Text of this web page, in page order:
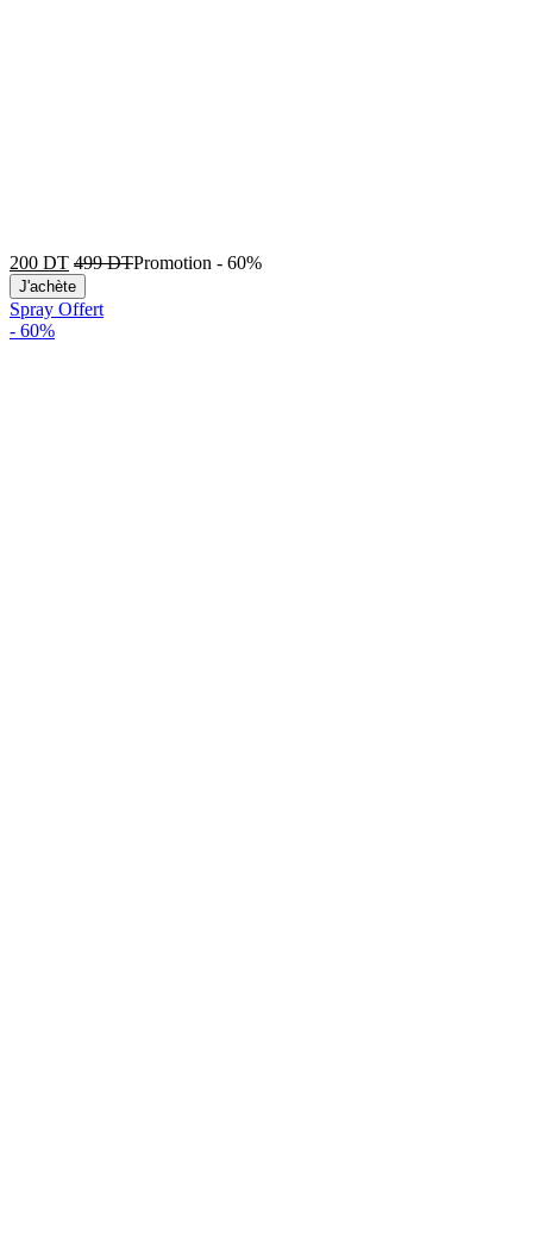
200 DT 499DTPromotion - 60%
J'achète
Spray Offert
- 60%